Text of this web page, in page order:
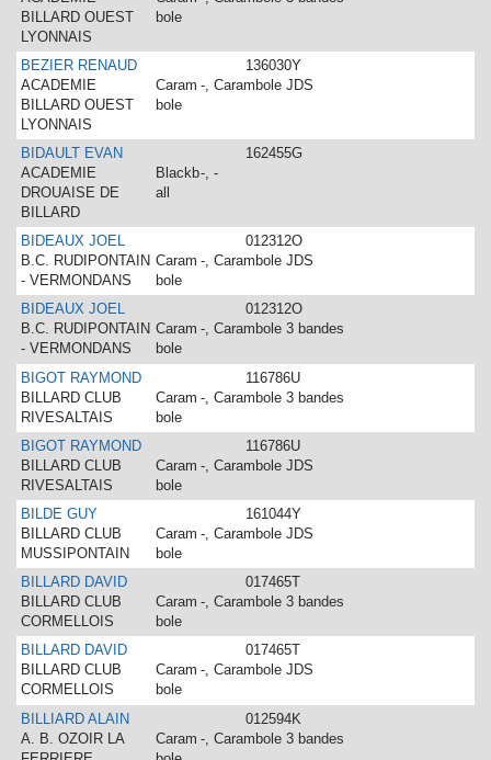
BILLARD OUEST
LYONNAIS
bole
BEZIER RENAUD
136030Y
ACADEMIE
BILLARD OUEST
LYONNAIS
Caram
bole
-, Carambole JDS
BIDAULT EVAN
162455G
ACADEMIE
DROUAISE DE
BILLARD
Blackb
all
-, -
BIDEAUX JOEL
012312O
B.C. RUDIPONTAIN
- VERMONDANS
Caram
bole
-, Carambole JDS
BIDEAUX JOEL
012312O
B.C. RUDIPONTAIN
- VERMONDANS
Caram
bole
-, Carambole 3 bandes
BIGOT RAYMOND
116786U
BILLARD CLUB
RIVESALTAIS
Caram
bole
-, Carambole 3 bandes
BIGOT RAYMOND
116786U
BILLARD CLUB
RIVESALTAIS
Caram
bole
-, Carambole JDS
BILDE GUY
161044Y
BILLARD CLUB
MUSSIPONTAIN
Caram
bole
-, Carambole JDS
BILLARD DAVID
017465T
BILLARD CLUB
CORMELLOIS
Caram
bole
-, Carambole 3 bandes
BILLARD DAVID
017465T
BILLARD CLUB
CORMELLOIS
Caram
bole
-, Carambole JDS
BILLIARD ALAIN
012594K
A. B. OZOIR LA
Caram -, Carambole 3 bandes